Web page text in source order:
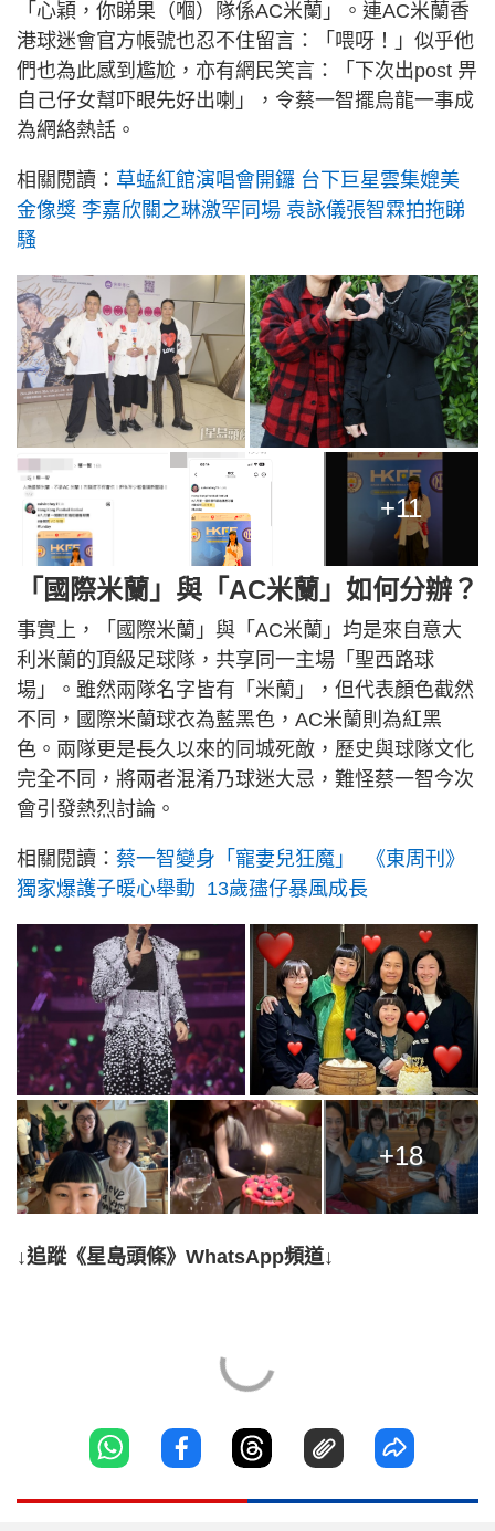
「心穎，你睇果（嗰）隊係AC米蘭」。連AC米蘭香
港球迷會官方帳號也忍不住留言：「喂呀！」似乎他
們也為此感到尷尬，亦有網民笑言：「下次出post 畀
自己仔女幫吓眼先好出喇」，令蔡一智擺烏龍一事成
為網絡熱話。
相關閱讀： 草蜢紅館演唱會開鑼 台下巨星雲集媲美
金像獎 李嘉欣關之琳激罕同場 袁詠儀張智霖拍拖睇
騷
+11
「國際米蘭」與「AC米蘭」如何分辦？
事實上，「國際米蘭」與「AC米蘭」均是來自意大
利米蘭的頂級足球隊，共享同一主場「聖西路球
場」。雖然兩隊名字皆有「米蘭」，但代表顏色截然
不同，國際米蘭球衣為藍黑色，AC米蘭則為紅黑
色。兩隊更是長久以來的同城死敵，歷史與球隊文化
完全不同，將兩者混淆乃球迷大忌，難怪蔡一智今次
會引發熱烈討論。
相關閱讀： 蔡一智變身「寵妻兒狂魔」 《東周刊》
獨家爆護子暖心舉動 13歲孻仔暴風成長
+18
↓追蹤《星島頭條》WhatsApp頻道↓